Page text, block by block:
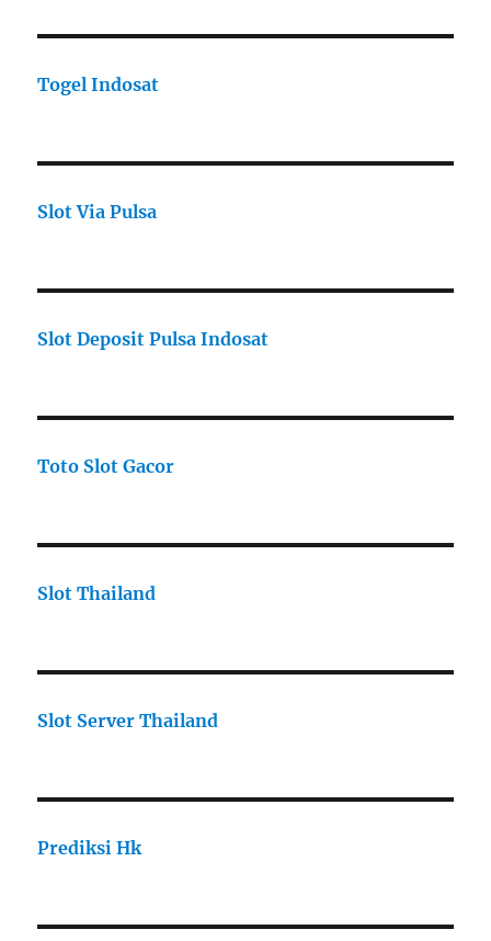
Togel Indosat
Slot Via Pulsa
Slot Deposit Pulsa Indosat
Toto Slot Gacor
Slot Thailand
Slot Server Thailand
Prediksi Hk